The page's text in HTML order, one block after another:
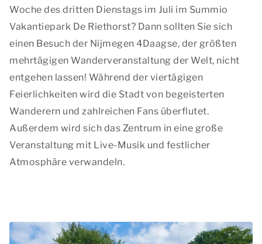
Woche des dritten Dienstags im Juli im Summio
Vakantiepark De Riethorst? Dann sollten Sie sich
einen Besuch der Nijmegen 4Daagse, der größten
mehrtägigen Wanderveranstaltung der Welt, nicht
entgehen lassen! Während der viertägigen
Feierlichkeiten wird die Stadt von begeisterten
Wanderern und zahlreichen Fans überflutet.
Außerdem wird sich das Zentrum in eine große
Veranstaltung mit Live-Musik und festlicher
Atmosphäre verwandeln.